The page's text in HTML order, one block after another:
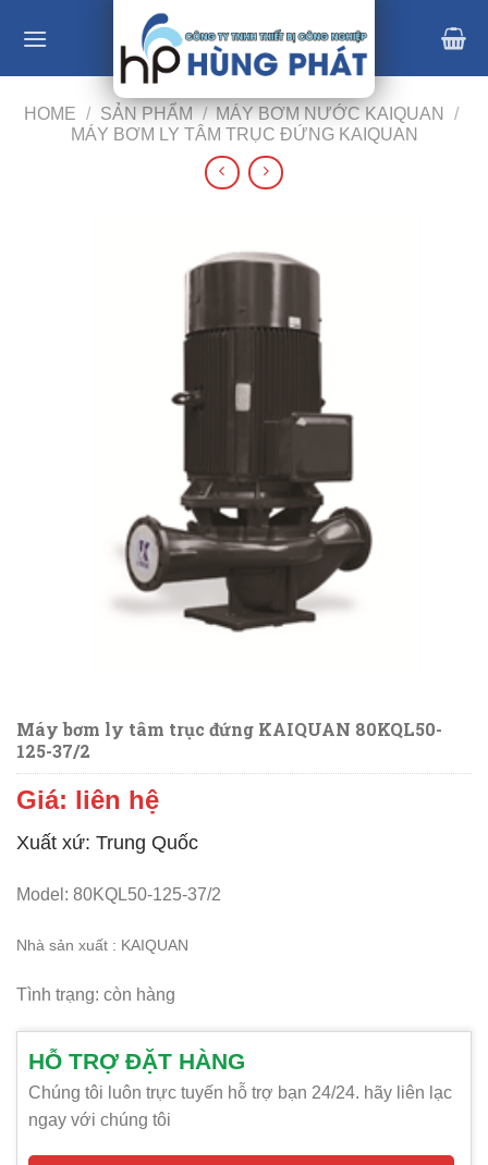
HOME / SẢN PHẨM / MÁY BƠM NƯỚC KAIQUAN
/
MÁY BƠM LY TÂM TRỤC ĐỨNG KAIQUAN
Máy bơm ly tâm trục đứng KAIQUAN 80KQL50-
125-37/2
Giá: liên hệ
Xuất xứ: Trung Quốc
Model: 80KQL50-125-37/2
Nhà sản xuất : KAIQUAN
Tình trạng: còn hàng
HỖ TRỢ ĐẶT HÀNG
Chúng tôi luôn trực tuyến hỗ trợ bạn 24/24. hãy liên lạc
ngay với chúng tôi